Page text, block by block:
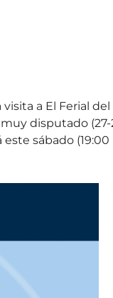
a El Ferial del
disputado (27-
este sábado (19:00